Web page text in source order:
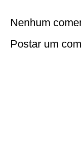
Nenhum
Postar um